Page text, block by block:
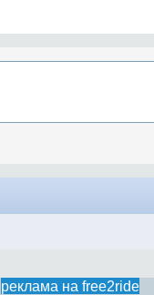
реклама на free2ride